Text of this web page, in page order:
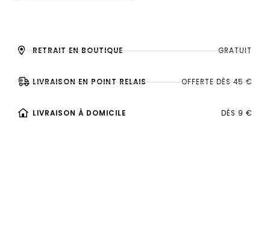
RETRAIT EN BOUTIQUE GRATUIT
LIVRAISON EN POINT RELAIS OFFERTE DÈS 45 €
LIVRAISON À DOMICILE DÈS 9 €